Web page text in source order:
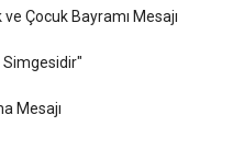
Çocuk Bayramı Mesajı
Simgesidir"
Mesajı